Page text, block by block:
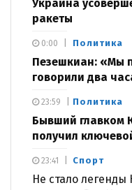
Украина
ракеты
Политика
Пезешкиан: «Мы
говорили два
0:00
Политика
Бывший главком
получил
23:59
Спорт
Не стало
23:41